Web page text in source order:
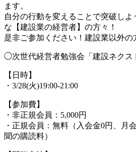
ます。
自分の行動を変えることで突破しよ
な【建設業の経営者】の方々！
是非ご参加ください！建設業以外の
◯次世代経営者勉強会「建設ネクス
【日時】
・3/28(火)19:00-21:00
【参加費】
・非正規会員：5,000円
・正規会員：無料（入会金0円、月
聞の購読料）